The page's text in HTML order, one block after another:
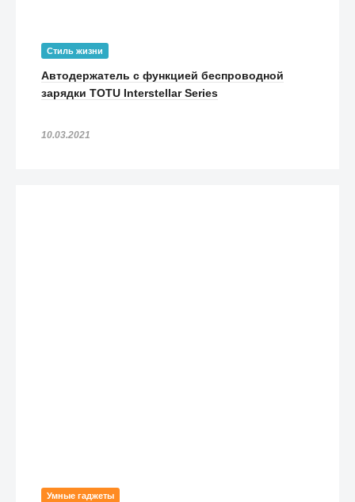
Стиль жизни
Автодержатель с функцией беспроводной
зарядки TOTU Interstellar Series
10.03.2021
Умные гаджеты